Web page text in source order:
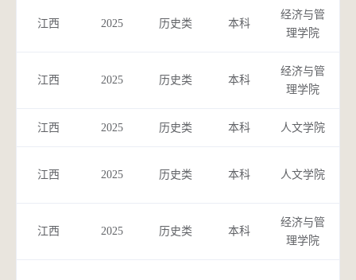
江西 2025 历史类 本科
经济与管
理学院
江西 2025 历史类 本科
经济与管
理学院
江西 2025 历史类 本科 人文学院
江西 2025 历史类 本科 人文学院
江西 2025 历史类 本科
经济与管
理学院